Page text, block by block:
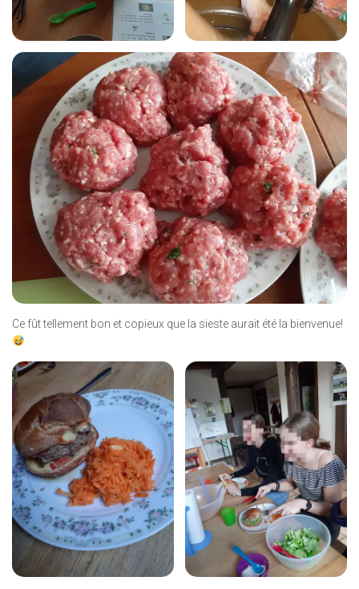
Ce fût tellement bon et copieux que la sieste aurait été la bienvenue!